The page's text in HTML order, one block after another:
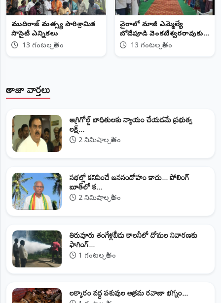
ముదిరాజ్ మత్స్య పారిశ్రామిక
సొసైటీ ఎన్నికలు
13 గంటల క్రితం
వైరాలో మాజీ ఎమ్మెల్యే
బోడేపూడి వెంకటేశ్వరరావుకు
ఘన నివాళులు
13 గంటల క్రితం
తాజా వార్తలు
అగ్రిగోల్డ్ బాధితులకు న్యాయం చేయడమే ప్రభుత్వ
లక్ష్...
2 నిమిషాల క్రితం
సభల్లో కనిపించే జనసందోహం కాదు... పోలింగ్
బూత్‌లో క...
2 నిమిషాల క్రితం
తిరువూరు తంగేళ్లబీడు కాలనీలో దోమల నివారణకు
ఫాగింగ్...
1 గంటల క్రితం
లక్కారం వద్ద పశువుల అక్రమ రవాణా భగ్నం...